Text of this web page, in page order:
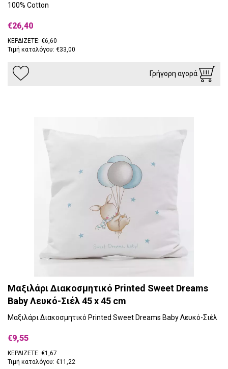
100% Cotton
€26,40
ΚΕΡΔΙΖΕΤΕ: €6,60
Τιμή καταλόγου: €33,00
Γρήγορη αγορά
Μαξιλάρι Διακοσμητικό Printed Sweet Dreams
Baby Λευκό-Σιέλ 45 x 45 cm
Μαξιλάρι Διακοσμητικό Printed Sweet Dreams Baby Λευκό-Σιέλ
€9,55
ΚΕΡΔΙΖΕΤΕ: €1,67
Τιμή καταλόγου: €11,22